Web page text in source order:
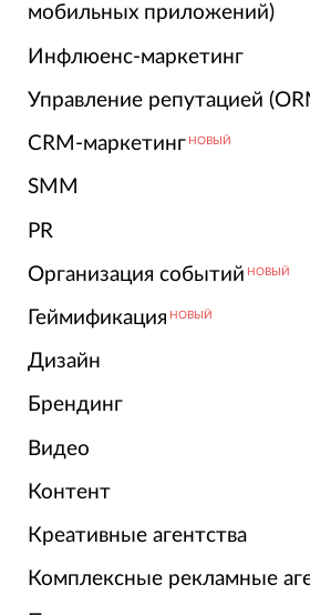
мобильных приложений)
Инфлюенс-маркетинг
Управление репутацией
CRM-маркетинг НОВЫЙ
SMM
PR
Организация событий НОВЫЙ
Геймификация НОВЫЙ
Дизайн
Брендинг
Видео
Контент
Креативные агентства
Комплексные рекламные